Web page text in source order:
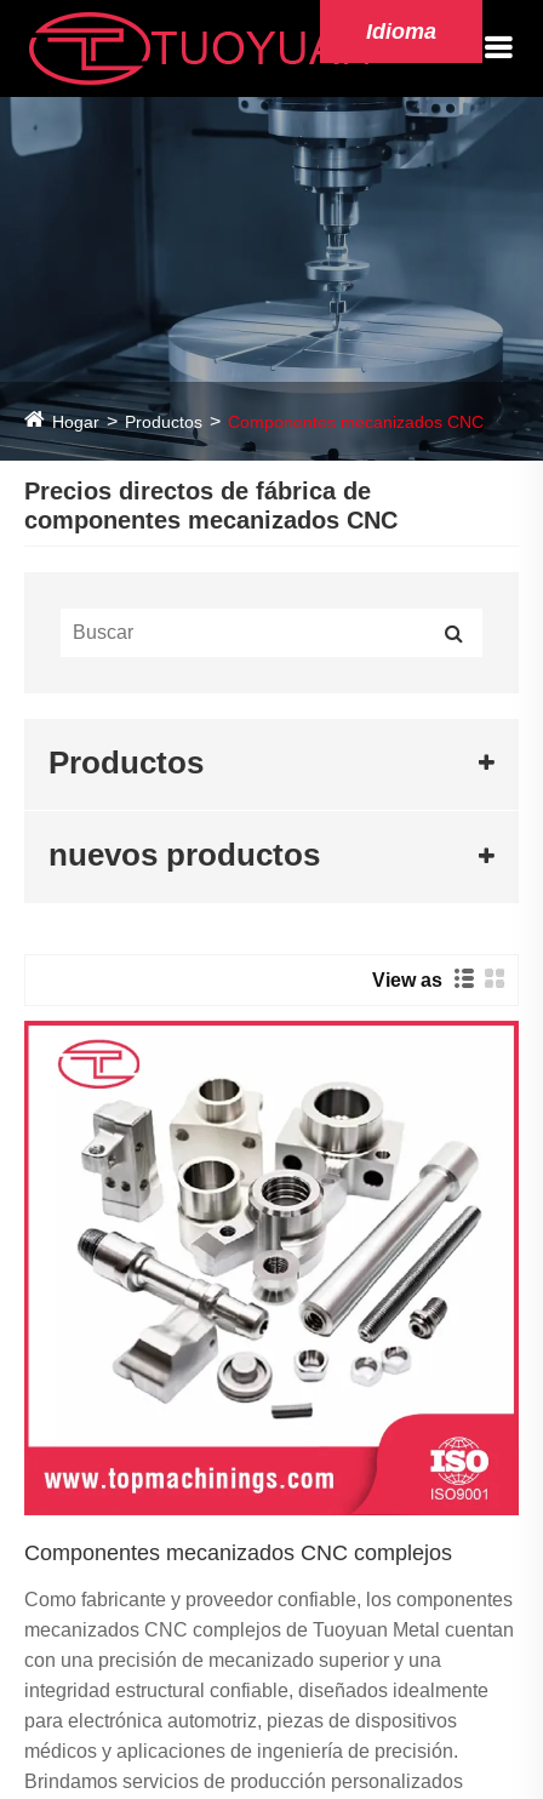
Idioma
Hogar Productos Componentes mecanizados CNC
Precios directos de fábrica de
componentes mecanizados CNC
Productos
nuevos productos
View as
Componentes mecanizados CNC complejos
Como fabricante y proveedor confiable, los componentes
mecanizados CNC complejos de Tuoyuan Metal cuentan
con una precisión de mecanizado superior y una
integridad estructural confiable, diseñados idealmente
para electrónica automotriz, piezas de dispositivos
médicos y aplicaciones de ingeniería de precisión.
Brindamos servicios de producción personalizados